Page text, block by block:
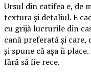
Ursul din catifea e, de
textura și detaliul. E
cu grijă lucrurile din
cană preferată și care,
și spune că așa îi
fără să fie rece.